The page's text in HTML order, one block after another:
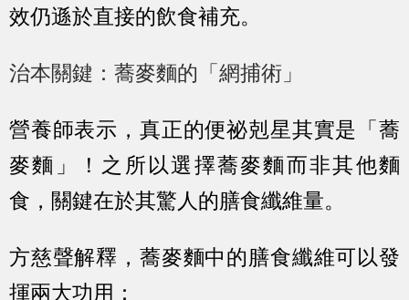
效仍遜於直接的飲食補充。
治本關鍵：蕎麥麵的「網捕術」
營養師表示，真正的便祕剋星其實是「蕎
麥麵」！之所以選擇蕎麥麵而非其他麵
食，關鍵在於其驚人的膳食纖維量。
方慈聲解釋，蕎麥麵中的膳食纖維可以發
揮兩大功用：